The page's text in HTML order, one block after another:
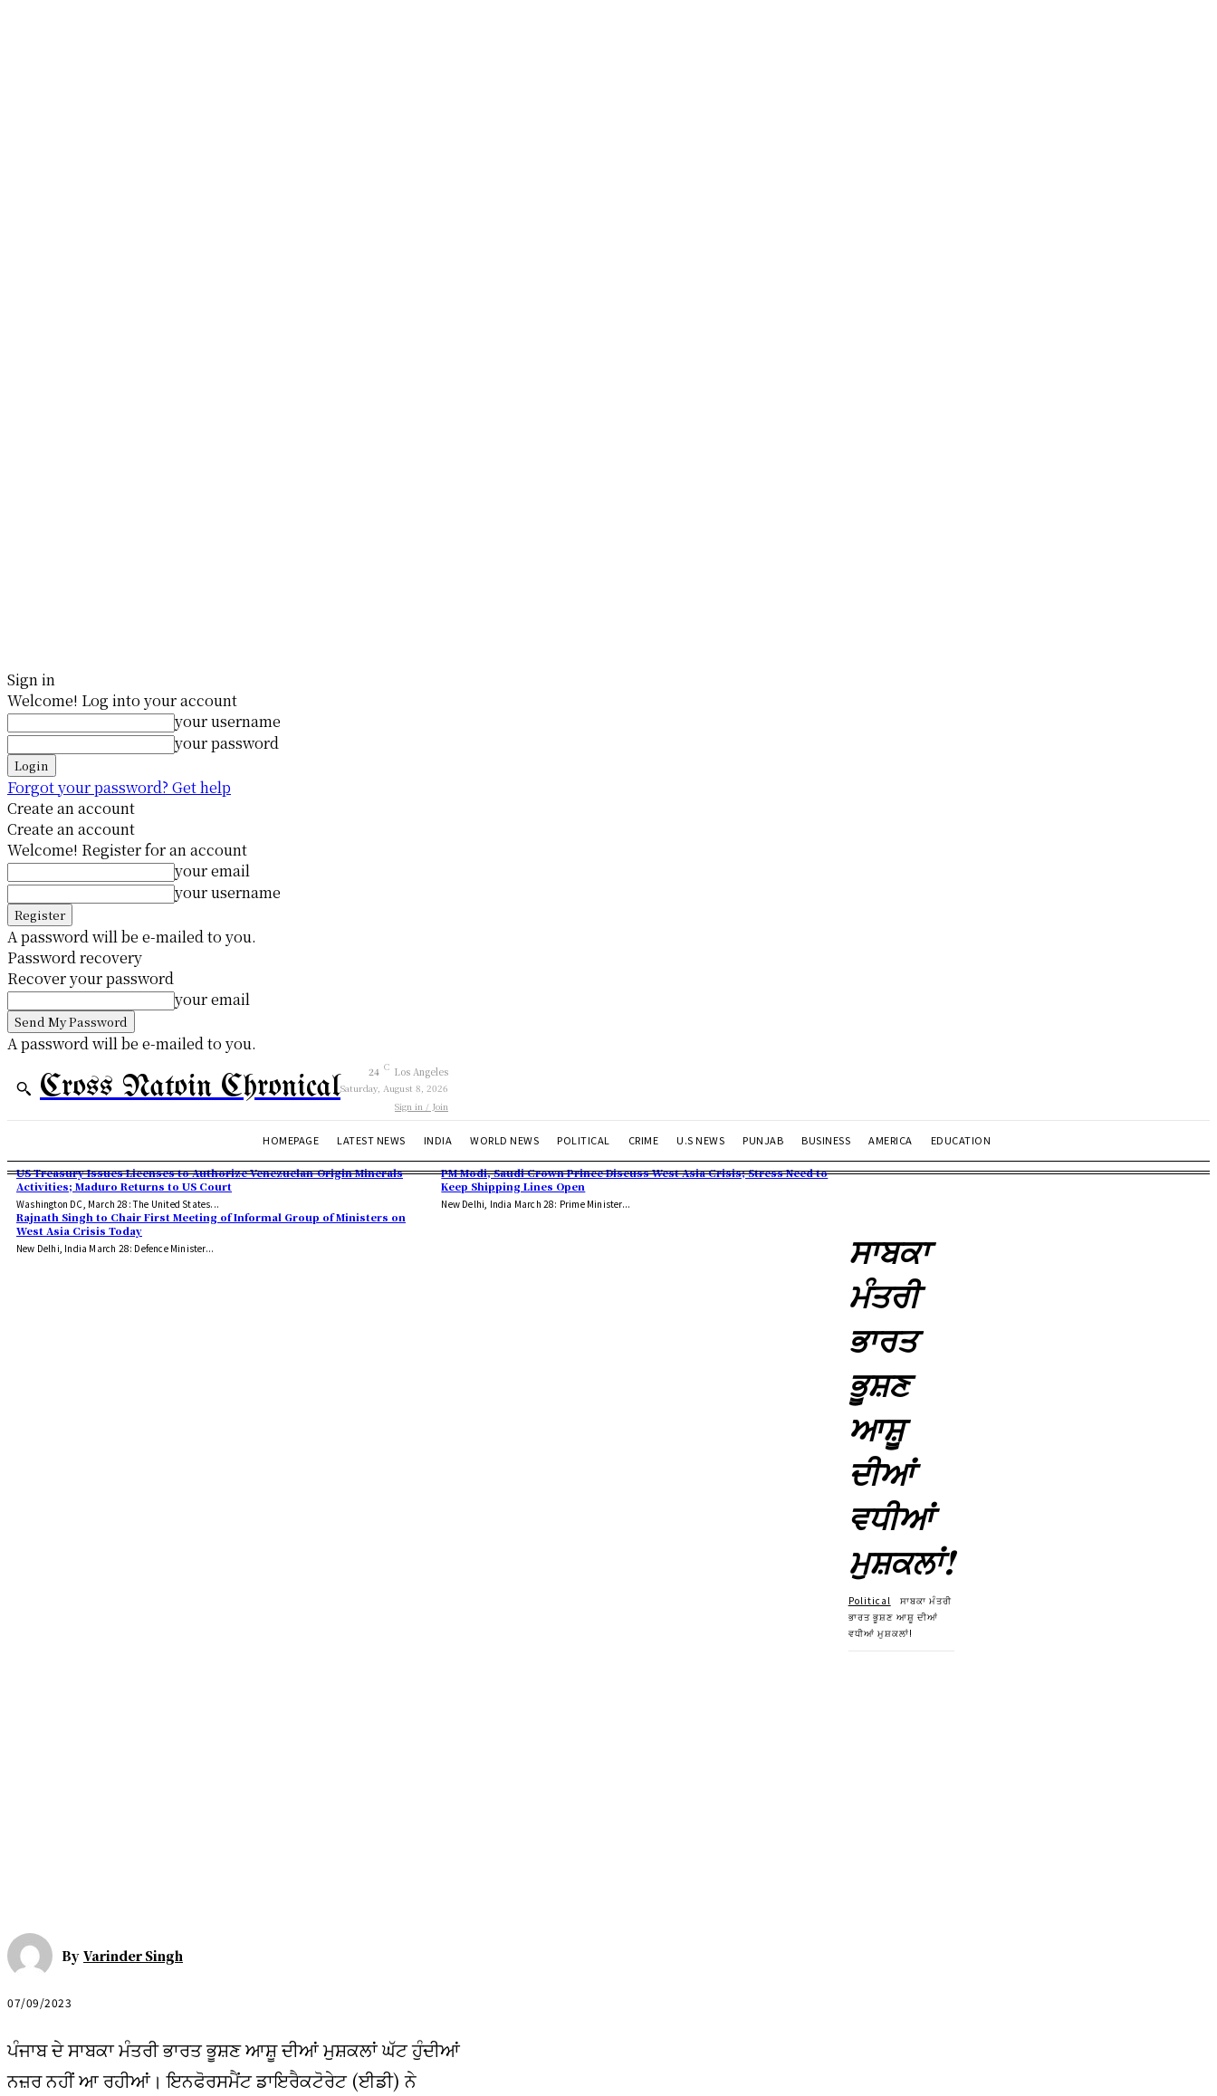
Sign in
Welcome! Log into your account
your username
your password
Forgot your password? Get help
Create an account
Create an account
Welcome! Register for an account
your email
your username
A password will be e-mailed to you.
Password recovery
Recover your password
your email
A password will be e-mailed to you.
Cross Natoin Chronical 24 C Los Angeles
Saturday, August 8, 2026
Sign in / Join
HOMEPAGE LATEST NEWS INDIA WORLD NEWS POLITICAL CRIME U.S NEWS PUNJAB BUSINESS AMERICA EDUCATION
US Treasury Issues Licenses to Authorize Venezuelan-Origin Minerals
Activities; Maduro Returns to US Court
Washington DC, March 28: The United States...
PM Modi, Saudi Crown Prince Discuss West Asia Crisis; Stress Need to
Keep Shipping Lines Open
New Delhi, India March 28: Prime Minister...
Rajnath Singh to Chair First Meeting of Informal Group of Ministers on
West Asia Crisis Today
New Delhi, India March 28: Defence Minister...
ਸਾਬਕਾ
ਮੰਤਰੀ
ਭਾਰਤ
ਭੂਸ਼ਣ
ਆਸ਼ੂ
ਦੀਆਂ
ਵਧੀਆਂ
ਮੁਸ਼ਕਲਾਂ!
Political
ਸਾਬਕਾ ਮੰਤਰੀ
ਭਾਰਤ ਭੂਸ਼ਣ ਆਸ਼ੂ ਦੀਆਂ
ਵਧੀਆਂ ਮੁਸ਼ਕਲਾਂ!
By Varinder Singh
07/09/2023
ਪੰਜਾਬ ਦੇ ਸਾਬਕਾ ਮੰਤਰੀ ਭਾਰਤ ਭੂਸ਼ਣ ਆਸ਼ੂ ਦੀਆਂ ਮੁਸ਼ਕਲਾਂ ਘੱਟ ਹੁੰਦੀਆਂ
ਨਜ਼ਰ ਨਹੀਂ ਆ ਰਹੀਆਂ। ਇਨਫੋਰਸਮੈਂਟ ਡਾਇਰੈਕਟੋਰੇਟ (ਈਡੀ) ਨੇ